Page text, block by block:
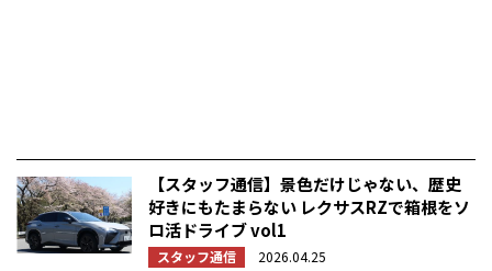
【スタッフ通信】景色だけじゃない、歴史
好きにもたまらない レクサスRZで箱根をソ
ロ活ドライブ vol1
スタッフ通信 2026.04.25